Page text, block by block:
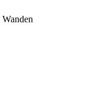
Wanden